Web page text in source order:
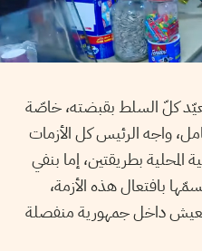
كلّ السلط بقبضته، خاصّة
واجه الرئيس كل الأزمات
بطريقتين، إما بنفي
بافتعال هذه الأزمة،
يعيش داخل جمهورية منفصلة